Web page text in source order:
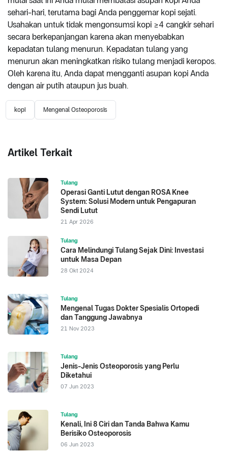
sehari-hari, terutama bagi Anda penggemar kopi sejati.
Usahakan untuk tidak mengonsumsi kopi ≥4 cangkir sehari
secara berkepanjangan karena akan menyebabkan
kepadatan tulang menurun. Kepadatan tulang yang
menurun akan meningkatkan risiko tulang menjadi keropos.
Oleh karena itu, Anda dapat mengganti asupan kopi Anda
dengan air putih ataupun jus buah.
kopi Mengenal Osteoporosis
Artikel Terkait
Tulang
Operasi Ganti Lutut dengan ROSA Knee
System: Solusi Modern untuk Pengapuran
Sendi Lutut
21 Apr 2026
Tulang
Cara Melindungi Tulang Sejak Dini: Investasi
untuk Masa Depan
28 Okt 2024
Tulang
Mengenal Tugas Dokter Spesialis Ortopedi
dan Tanggung Jawabnya
21 Nov 2023
Tulang
Jenis-Jenis Osteoporosis yang Perlu
Diketahui
07 Jun 2023
Tulang
Kenali, Ini 8 Ciri dan Tanda Bahwa Kamu
Berisiko Osteoporosis
06 Jun 2023